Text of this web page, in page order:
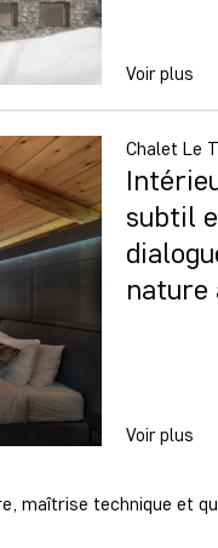
Voir plus
Chalet Le
subtil
nature
Voir plus
maîtrise technique et